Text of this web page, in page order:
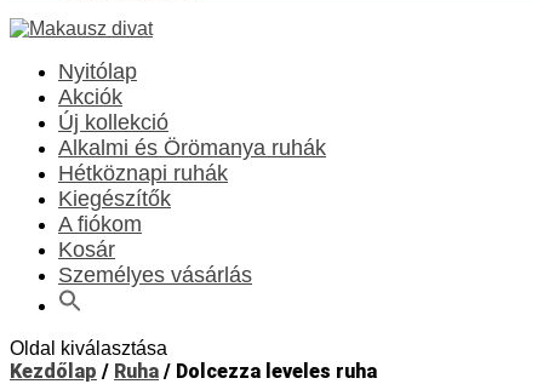
Nyitólap
Akciók
Új kollekció
Alkalmi és Örömanya ruhák
Hétköznapi ruhák
Kiegészítők
A fiókom
Kosár
Személyes vásárlás
Oldal kiválasztása
Kezdőlap / Ruha / Dolcezza leveles ruha